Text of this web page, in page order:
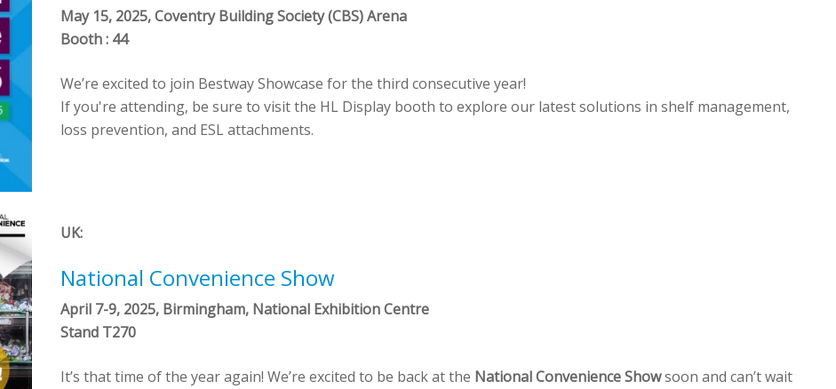
May 15, 2025, Coventry Building Society (CBS) Arena
Booth : 44
We’re excited to join Bestway Showcase for the third consecutive year!
If you're attending, be sure to visit the HL Display booth to explore our latest solutions in shelf management,
loss prevention, and ESL attachments.
UK:
National Convenience Show
April 7-9, 2025, Birmingham, National Exhibition Centre
Stand T270
It’s that time of the year again! We’re excited to be back at the National Convenience Showsoon and can’t wait